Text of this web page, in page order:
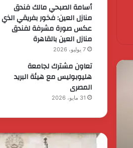
أسامة الصبحي مالك فندق
منازل العين: فخور بفريقي الذي
عكس صورة مشرفة لفندق
منازل العين بالقاهرة
7 يوليو، 2026
تعاون مشترك لجامعة
هليوبوليس مع هيئة البريد
المصرى
31 مايو، 2026
رئيس